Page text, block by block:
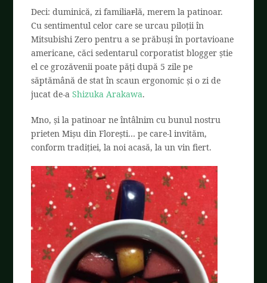
Deci: duminică, zi familiarlă, merem la patinoar.
Cu sentimentul celor care se urcau piloții în
Mitsubishi Zero pentru a se prăbuși în portavioane
americane, căci sedentarul corporatist blogger știe
el ce grozăvenii poate păți după 5 zile pe
săptămână de stat în scaun ergonomic și o zi de
jucat de-aShizuka Arakawa.
Mno, și la patinoar ne întâlnim cu bunul nostru
prieten Mișu din Florești… pe care-l invităm,
conform tradiției, la noi acasă, la un vin fiert.